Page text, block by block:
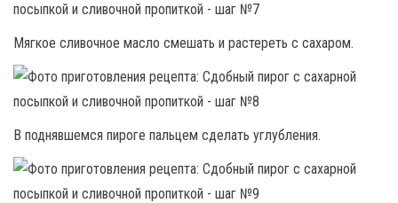
Мягкое сливочное масло смешать и растереть с сахаром.
В поднявшемся пироге пальцем сделать углубления.